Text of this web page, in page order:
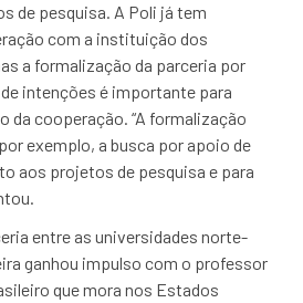
de pesquisa. A Poli já tem
com a instituição dos
a formalização da parceria por
intenções é importante para
da cooperação. “A formalização
exemplo, a busca por apoio de
aos projetos de pesquisa e para
entre as universidades norte-
ganhou impulso com o professor
que mora nos Estados